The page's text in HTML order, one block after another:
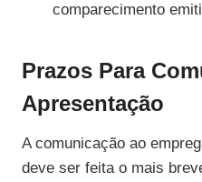
comparecimento
Prazos Para
Apresentação
A comunicação ao
deve ser feita o mais